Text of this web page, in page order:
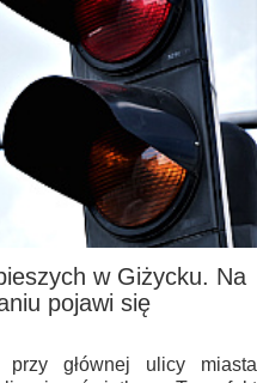
w Giżycku. Na
pojawi się
głównej ulicy miasta